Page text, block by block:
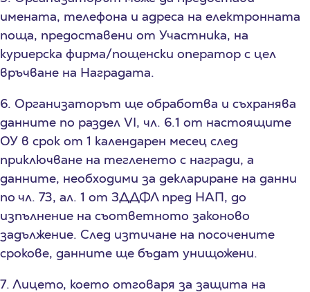
имената, телефона и адреса на електронната
поща, предоставени от Участника, на
куриерска фирма/пощенски оператор с цел
връчване на Наградата.
6. Организаторът ще обработва и съхранява
данните по раздел VI, чл. 6.1 от настоящите
ОУ в срок от 1 календарен месец след
приключване на тегленето с награди, а
данните, необходими за деклариране на данни
по чл. 73, ал. 1 от ЗДДФЛ пред НАП, до
изпълнение на съответното законово
задължение. След изтичане на посочените
срокове, данните ще бъдат унищожени.
7. Лицето, което отговаря за защита на